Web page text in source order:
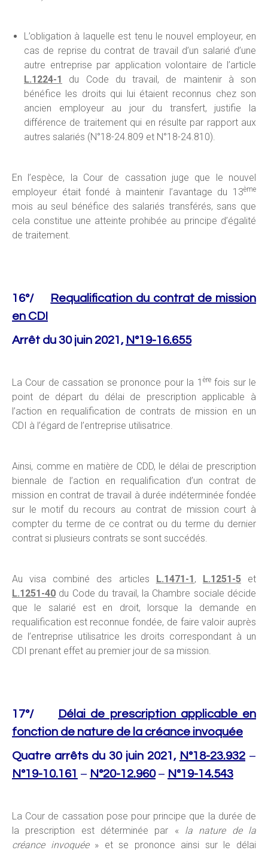
L’obligation à laquelle est tenu le nouvel employeur, en
cas de reprise du contrat de travail d’un salarié d’une
autre entreprise par application volontaire de l’article
L.1224-1
du Code du travail, de maintenir à son
bénéfice les droits qui lui étaient reconnus chez son
ancien employeur au jour du transfert, justifie la
différence de traitement qui en résulte par rapport aux
autres salariés (N°18-24.809 et N°18-24.810).
En l’espèce, la Cour de cassation juge que le nouvel
employeur était fondé à maintenir l’avantage du 13ème
mois au seul bénéfice des salariés transférés, sans que
cela constitue une atteinte prohibée au principe d’égalité
de traitement.
16°/
Requalification du contrat de mission
en CDI
Arrêt du 30 juin 2021, N°19-16.655
La Cour de cassation se prononce pour la 1 èrefois sur le
point de départ du délai de prescription applicable à
l’action en requalification de contrats de mission en un
CDI à l’égard de l’entreprise utilisatrice.
Ainsi, comme en matière de CDD, le délai de prescription
biennale de l’action en requalification d’un contrat de
mission en contrat de travail à durée indéterminée fondée
sur le motif du recours au contrat de mission court à
compter du terme de ce contrat ou du terme du dernier
contrat si plusieurs contrats se sont succédés.
Au visa combiné des articles L.1471-1 , L.1251-5et
L.1251-40 du Code du travail, la Chambre sociale décide
que le salarié est en droit, lorsque la demande en
requalification est reconnue fondée, de faire valoir auprès
de l’entreprise utilisatrice les droits correspondant à un
CDI prenant effet au premier jour de sa mission.
17°/
Délai de prescription applicable en
fonction de nature de la créance invoquée
Quatre arrêts du 30 juin 2021, N°18-23.932 –
N°19-10.161 – N°20-12.960– N°19-14.543
La Cour de cassation pose pour principe que la durée de
la prescription est déterminée par « la nature de la
créance invoquée» et se prononce ainsi sur le délai